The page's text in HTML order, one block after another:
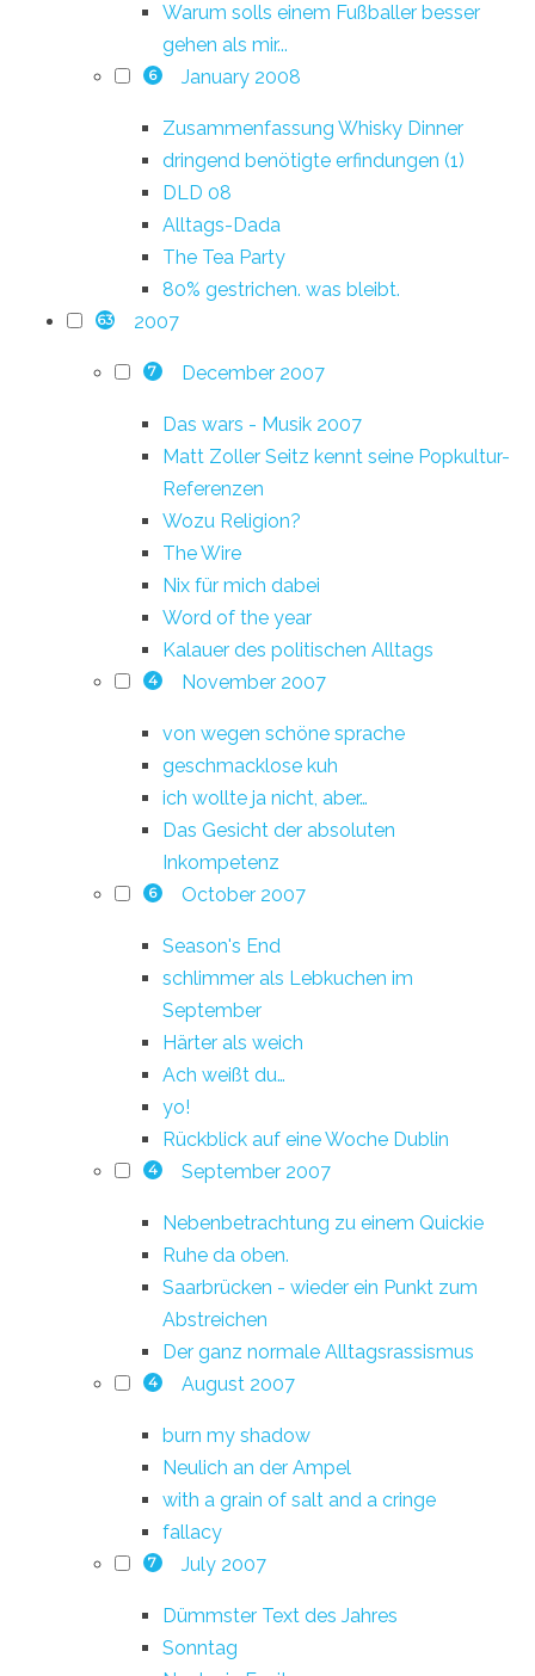
Warum solls einem Fußballer besser
gehen als mir...
6 January 2008
Zusammenfassung Whisky Dinner
dringend benötigte erfindungen (1)
DLD 08
Alltags-Dada
The Tea Party
80% gestrichen. was bleibt.
63 2007
7 December 2007
Das wars - Musik 2007
Matt Zoller Seitz kennt seine Popkultur-
Referenzen
Wozu Religion?
The Wire
Nix für mich dabei
Word of the year
Kalauer des politischen Alltags
4 November 2007
von wegen schöne sprache
geschmacklose kuh
ich wollte ja nicht, aber…
Das Gesicht der absoluten
Inkompetenz
6 October 2007
Season's End
schlimmer als Lebkuchen im
September
Härter als weich
Ach weißt du…
yo!
Rückblick auf eine Woche Dublin
4 September 2007
Nebenbetrachtung zu einem Quickie
Ruhe da oben.
Saarbrücken - wieder ein Punkt zum
Abstreichen
Der ganz normale Alltagsrassismus
4 August 2007
burn my shadow
Neulich an der Ampel
with a grain of salt and a cringe
fallacy
7 July 2007
Dümmster Text des Jahres
Sonntag